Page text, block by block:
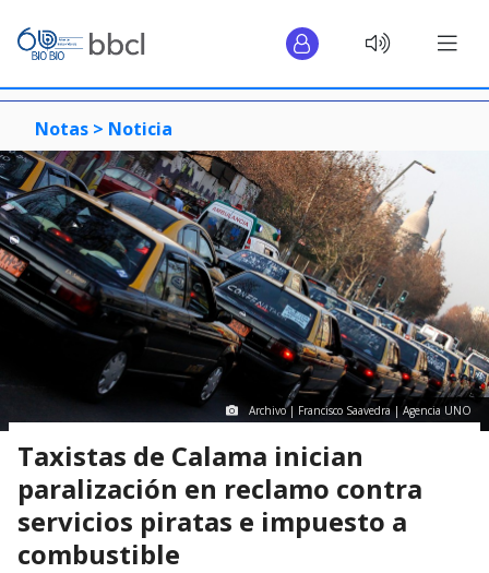
Notas > Noticia
Archivo | Francisco Saavedra | Agencia UNO
Taxistas de Calama inician
paralización en reclamo contra
servicios piratas e impuesto a
combustible